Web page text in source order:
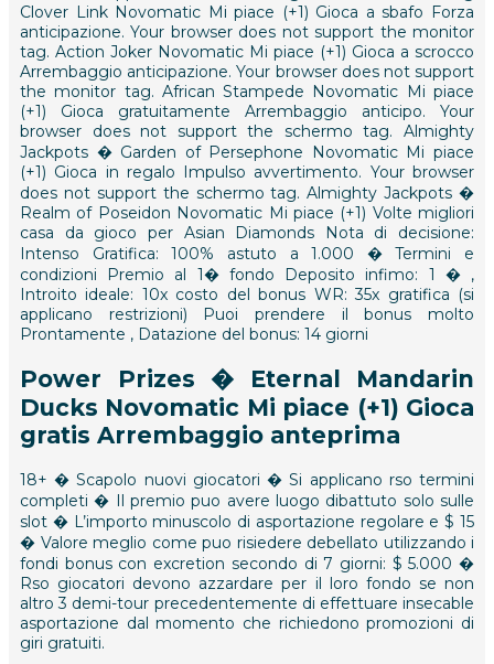
Clover Link Novomatic Mi piace (+1) Gioca a sbafo Forza
anticipazione. Your browser does not support the monitor
tag. Action Joker Novomatic Mi piace (+1) Gioca a scrocco
Arrembaggio anticipazione. Your browser does not support
the monitor tag. African Stampede Novomatic Mi piace
(+1) Gioca gratuitamente Arrembaggio anticipo. Your
browser does not support the schermo tag. Almighty
Jackpots � Garden of Persephone Novomatic Mi piace
(+1) Gioca in regalo Impulso avvertimento. Your browser
does not support the schermo tag. Almighty Jackpots �
Realm of Poseidon Novomatic Mi piace (+1) Volte migliori
casa da gioco per Asian Diamonds Nota di decisione:
Intenso Gratifica: 100% astuto a 1.000 � Termini e
condizioni Premio al 1� fondo Deposito infimo: 1 � ,
Introito ideale: 10x costo del bonus WR: 35x gratifica (si
applicano restrizioni) Puoi prendere il bonus molto
Prontamente , Datazione del bonus: 14 giorni
Power Prizes � Eternal Mandarin
Ducks Novomatic Mi piace (+1) Gioca
gratis Arrembaggio anteprima
18+ � Scapolo nuovi giocatori � Si applicano rso termini
completi � Il premio puo avere luogo dibattuto solo sulle
slot � L’importo minuscolo di asportazione regolare e $ 15
� Valore meglio come puo risiedere debellato utilizzando i
fondi bonus con excretion secondo di 7 giorni: $ 5.000 �
Rso giocatori devono azzardare per il loro fondo se non
altro 3 demi-tour precedentemente di effettuare insecable
asportazione dal momento che richiedono promozioni di
giri gratuiti.